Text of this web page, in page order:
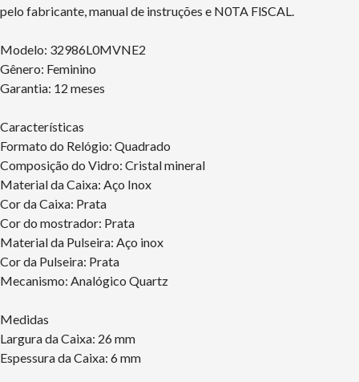
pelo fabricante, manual de instruções e N0TA FlSCAL.
Modelo: 32986L0MVNE2
Gênero: Feminino
Garantia: 12 meses
Características
Formato do Relógio: Quadrado
Composição do Vidro: Cristal mineral
Material da Caixa: Aço Inox
Cor da Caixa: Prata
Cor do mostrador: Prata
Material da Pulseira: Aço inox
Cor da Pulseira: Prata
Mecanismo: Analógico Quartz
Medidas
Largura da Caixa: 26 mm
Espessura da Caixa: 6 mm